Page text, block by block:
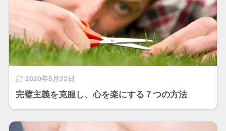
2020年5月22日
完璧主義を克服し、心を楽にする７つの方法